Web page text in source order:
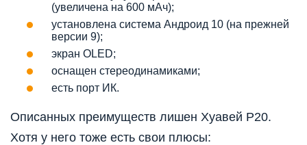
(увеличена на 600 мАч);
установлена система Андроид 10 (на прежней
версии 9);
экран OLED;
оснащен стереодинамиками;
есть порт ИК.
Описанных преимуществ лишен Хуавей P20.
Хотя у него тоже есть свои плюсы: